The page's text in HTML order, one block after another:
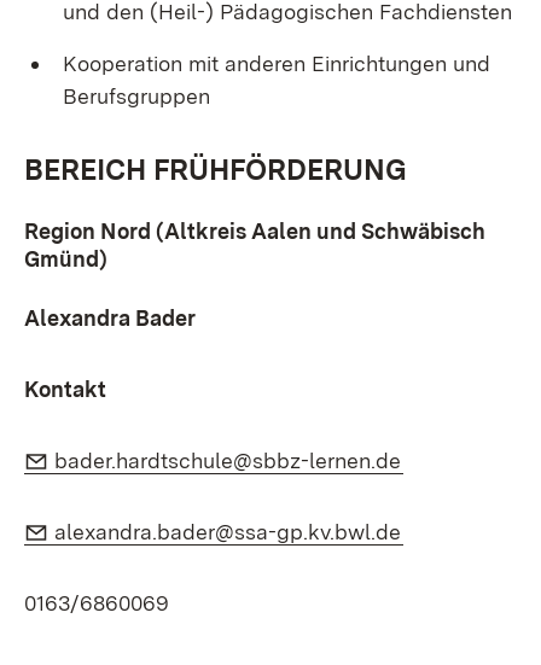
und den (Heil-) Pädagogischen Fachdiensten
Kooperation mit anderen Einrichtungen und
Berufsgruppen
BEREICH FRÜHFÖRDERUNG
Region Nord (Altkreis Aalen und Schwäbisch
Gmünd)
Alexandra Bader
Kontakt
E-Mail:
bader.hardtschule@sbbz-lernen.de
E-Mail:
alexandra.bader@ssa-gp.kv.bwl.de
0163/6860069